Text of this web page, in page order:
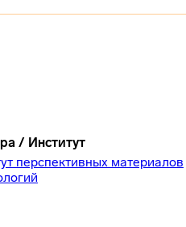
/ Институт
перспективных материалов